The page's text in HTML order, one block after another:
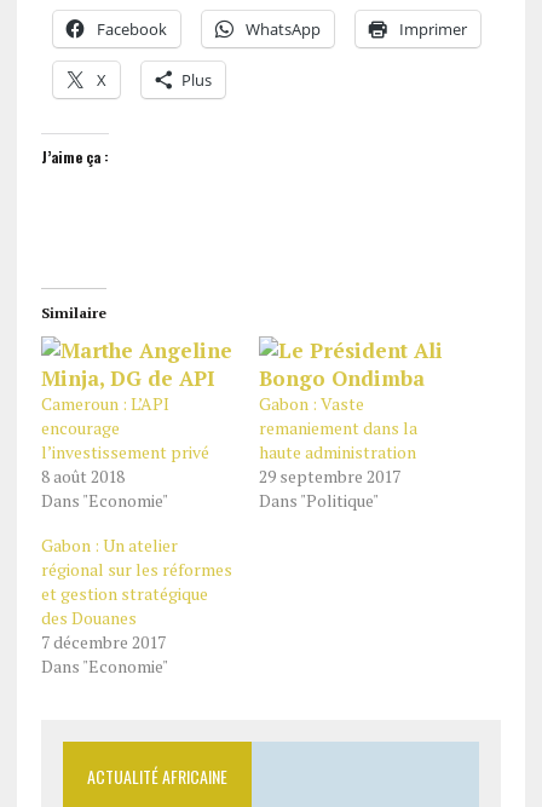
Facebook WhatsApp Imprimer
X Plus
J’aime ça :
Similaire
Cameroun : L’API
encourage
l’investissement privé
8 août 2018
Dans "Economie"
Gabon : Vaste
remaniement dans la
haute administration
29 septembre 2017
Dans "Politique"
Gabon : Un atelier
régional sur les réformes
et gestion stratégique
des Douanes
7 décembre 2017
Dans "Economie"
ACTUALITÉ AFRICAINE